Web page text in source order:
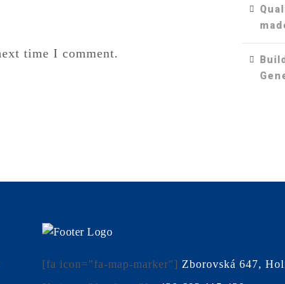
time I comment.
[fa icon="fa-map-marker"] Zborovská 647,